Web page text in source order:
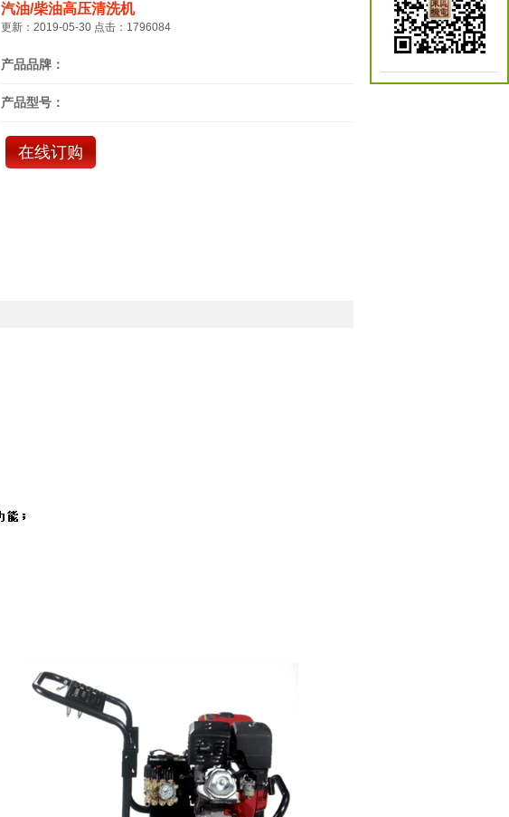
汽油/柴油高压清洗机
更新：2019-05-30 点击：1796084
产品品牌：
产品型号：
在线订购